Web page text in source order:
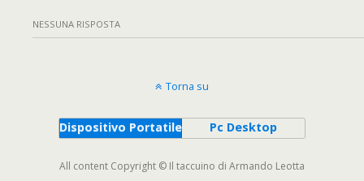
NESSUNA RISPOSTA
Torna su
Dispositivo Portatile Pc Desktop
All content Copyright © Il taccuino di Armando Leotta